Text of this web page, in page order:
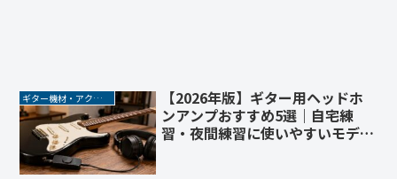
ギター機材・アクセサリー
【2026年版】ギター用ヘッドホ
ンアンプおすすめ5選｜自宅練
習・夜間練習に使いやすいモデル